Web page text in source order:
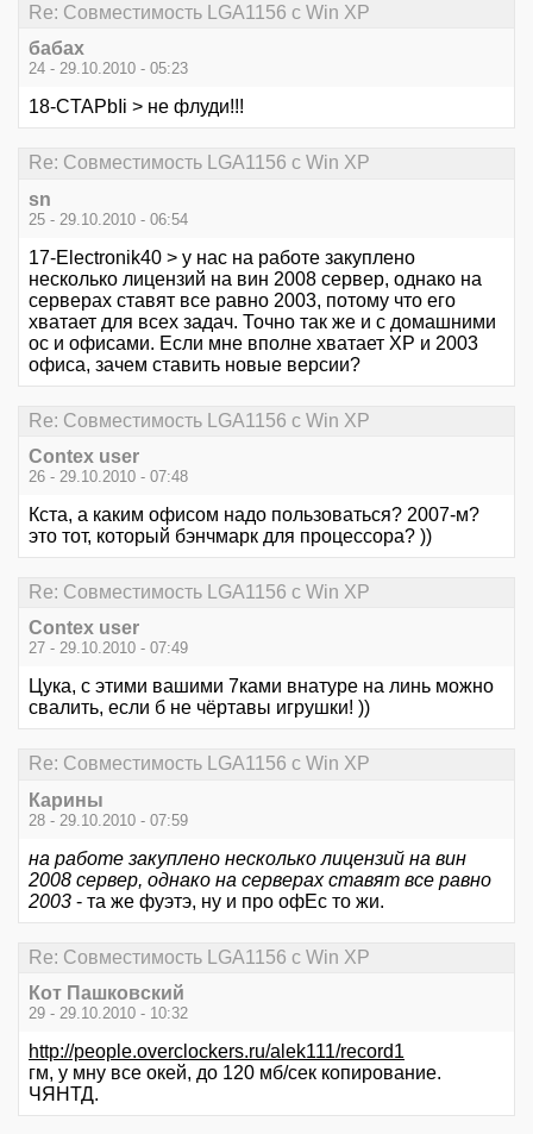
Re: Совместимость LGA1156 с Win XP
бабах
24 - 29.10.2010 - 05:23
18-CTAPbIi > не флуди!!!
Re: Совместимость LGA1156 с Win XP
sn
25 - 29.10.2010 - 06:54
17-Electronik40 > у нас на работе закуплено
несколько лицензий на вин 2008 сервер, однако на
серверах ставят все равно 2003, потому что его
хватает для всех задач. Точно так же и с домашними
ос и офисами. Если мне вполне хватает XP и 2003
офиса, зачем ставить новые версии?
Re: Совместимость LGA1156 с Win XP
Contex user
26 - 29.10.2010 - 07:48
Кста, а каким офисом надо пользоваться? 2007-м?
это тот, который бэнчмарк для процессора? ))
Re: Совместимость LGA1156 с Win XP
Contex user
27 - 29.10.2010 - 07:49
Цука, с этими вашими 7ками внатуре на линь можно
свалить, если б не чёртавы игрушки! ))
Re: Совместимость LGA1156 с Win XP
Карины
28 - 29.10.2010 - 07:59
на работе закуплено несколько лицензий на вин
2008 сервер, однако на серверах ставят все равно
2003 - та же фуэтэ, ну и про офЕс то жи.
Re: Совместимость LGA1156 с Win XP
Кот Пашковский
29 - 29.10.2010 - 10:32
http://people.overclockers.ru/alek111/record1
гм, у мну все окей, до 120 мб/сек копирование.
ЧЯНТД.